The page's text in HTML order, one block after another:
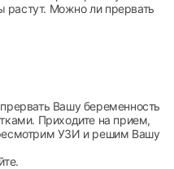
растут. Можно ли прервать
Вашу беременность
Приходите на прием,
УЗИ и решим Вашу